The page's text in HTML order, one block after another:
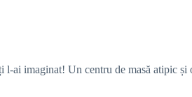
ai imaginat! Un centru de masă atipic